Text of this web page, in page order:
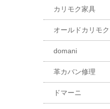
カリモク家具
オールドカリモク
domani
革カバン修理
ドマーニ